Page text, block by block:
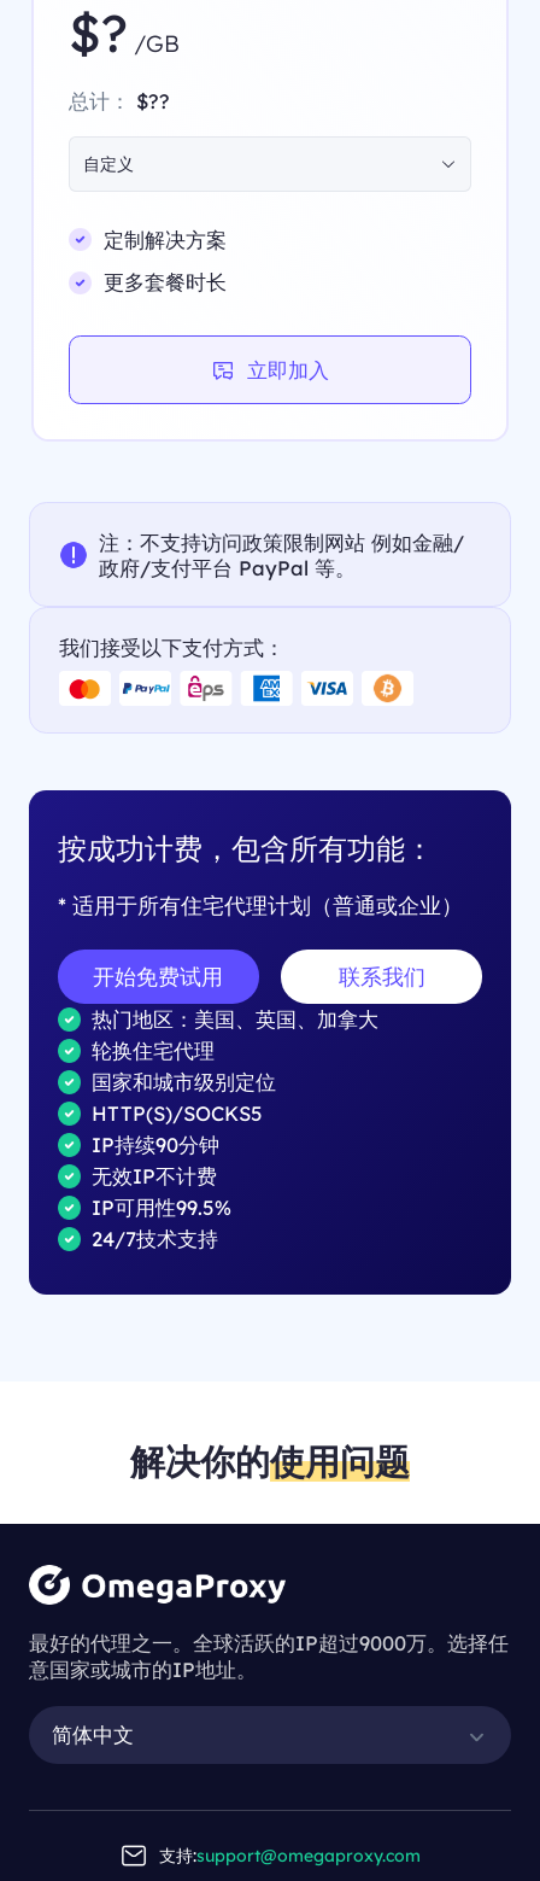
$? /GB
总计： $??
自定义
定制解决方案
更多套餐时长
立即加入
注：不支持访问政策限制网站 例如金融/
政府/支付平台 PayPal 等。
我们接受以下支付方式：
按成功计费，包含所有功能：
* 适用于所有住宅代理计划（普通或企业）
开始免费试用 联系我们
热门地区：美国、英国、加拿大
轮换住宅代理
国家和城市级别定位
HTTP(S)/SOCKS5
IP持续90分钟
无效IP不计费
IP可用性99.5%
24/7技术支持
解决你的使用问题
最好的代理之一。全球活跃的IP超过9000万。选择任
意国家或城市的IP地址。
简体中文
支持:support@omegaproxy.com